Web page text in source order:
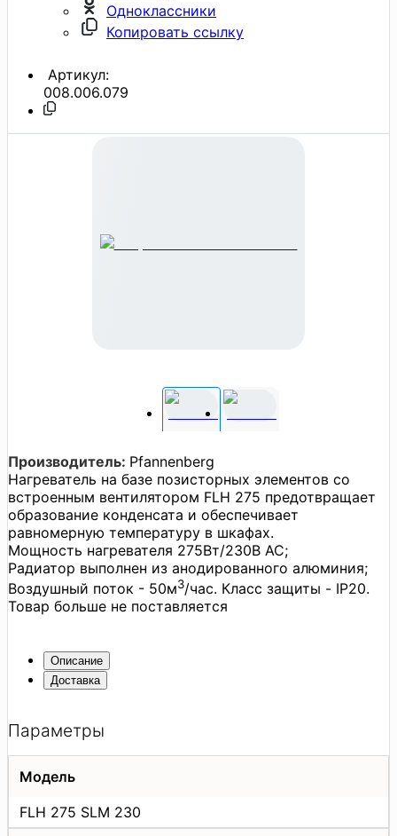
Одноклассники
Копировать ссылку
Артикул:
008.006.079
Производитель: Pfannenberg
Нагреватель на базе позисторных элементов со
встроенным вентилятором FLH 275 предотвращает
образование конденсата и обеспечивает
равномерную температуру в шкафах.
Мощность нагревателя 275Вт/230В АС;
Радиатор выполнен из анодированного алюминия;
Воздушный поток - 50м3/час. Класс защиты - IP20.
Товар больше не поставляется
Описание
Доставка
Параметры
Модель
FLH 275 SLM 230